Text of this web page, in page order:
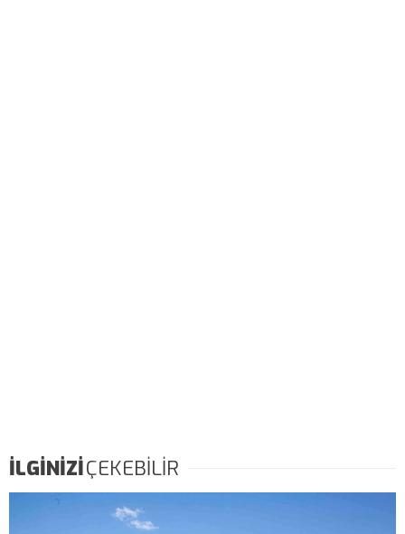
İLGİNİZİÇEKEBİLİR